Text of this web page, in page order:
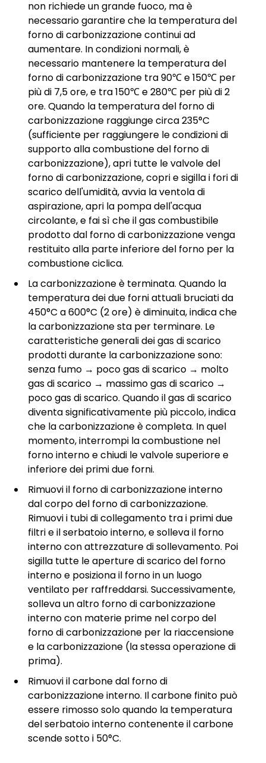
non richiede un grande fuoco, ma è
necessario garantire che la temperatura del
forno di carbonizzazione continui ad
aumentare. In condizioni normali, è
necessario mantenere la temperatura del
forno di carbonizzazione tra 90℃ e 150℃ per
più di 7,5 ore, e tra 150℃ e 280℃ per più di 2
ore. Quando la temperatura del forno di
carbonizzazione raggiunge circa 235°C
(sufficiente per raggiungere le condizioni di
supporto alla combustione del forno di
carbonizzazione), apri tutte le valvole del
forno di carbonizzazione, copri e sigilla i fori di
scarico dell'umidità, avvia la ventola di
aspirazione, apri la pompa dell'acqua
circolante, e fai sì che il gas combustibile
prodotto dal forno di carbonizzazione venga
restituito alla parte inferiore del forno per la
combustione ciclica.
La carbonizzazione è terminata. Quando la
temperatura dei due forni attuali bruciati da
450°C a 600°C (2 ore) è diminuita, indica che
la carbonizzazione sta per terminare. Le
caratteristiche generali dei gas di scarico
prodotti durante la carbonizzazione sono:
senza fumo → poco gas di scarico → molto
gas di scarico → massimo gas di scarico →
poco gas di scarico. Quando il gas di scarico
diventa significativamente più piccolo, indica
che la carbonizzazione è completa. In quel
momento, interrompi la combustione nel
forno interno e chiudi le valvole superiore e
inferiore dei primi due forni.
Rimuovi il forno di carbonizzazione interno
dal corpo del forno di carbonizzazione.
Rimuovi i tubi di collegamento tra i primi due
filtri e il serbatoio interno, e solleva il forno
interno con attrezzature di sollevamento. Poi
sigilla tutte le aperture di scarico del forno
interno e posiziona il forno in un luogo
ventilato per raffreddarsi. Successivamente,
solleva un altro forno di carbonizzazione
interno con materie prime nel corpo del
forno di carbonizzazione per la riaccensione
e la carbonizzazione (la stessa operazione di
prima).
Rimuovi il carbone dal forno di
carbonizzazione interno. Il carbone finito può
essere rimosso solo quando la temperatura
del serbatoio interno contenente il carbone
scende sotto i 50°C.